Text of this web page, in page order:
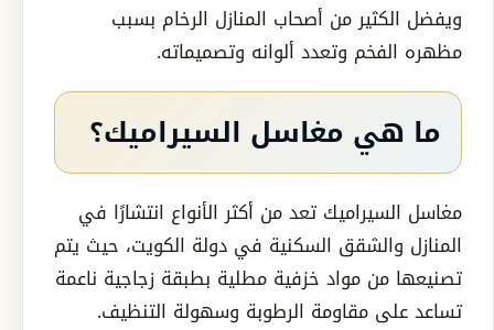
ويفضل الكثير من أصحاب المنازل الرخام بسبب
مظهره الفخم وتعدد ألوانه وتصميماته.
ما هي مغاسل السيراميك؟
مغاسل السيراميك تعد من أكثر الأنواع انتشارًا في
المنازل والشقق السكنية في دولة الكويت، حيث يتم
تصنيعها من مواد خزفية مطلية بطبقة زجاجية ناعمة
تساعد على مقاومة الرطوبة وسهولة التنظيف.